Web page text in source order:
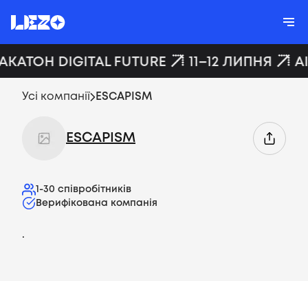
DIGITAL FUTURE 11–12 ЛИПНЯ
Усі компанії ESCAPISM
ESCAPISM
1-30 співробітників
Верифікована компанія
.